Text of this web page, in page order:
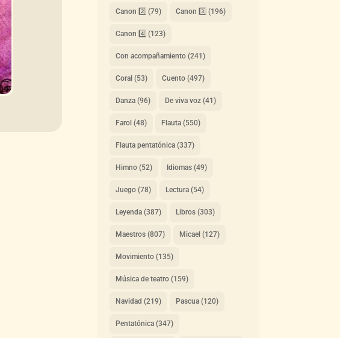
Canon 2️⃣ (79) Canon 3️⃣ (196)
Canon 4️⃣ (123)
Con acompañamiento(241)
Coral (53) Cuento(497)
Danza(96) De viva voz(41)
Farol (48) Flauta(550)
Flauta pentatónica(337)
Himno(52) Idiomas(49)
Juego(78) Lectura(54)
Leyenda(387) Libros(303)
Maestros(807) Micael (127)
Movimiento(135)
Música de teatro(159)
Navidad (219) Pascua(120)
Pentatónica(347)